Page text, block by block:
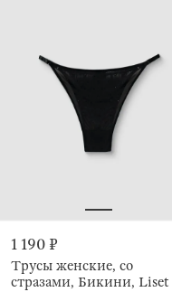
1 190 ₽
Трусы женские, со
стразами, Бикини, Liset